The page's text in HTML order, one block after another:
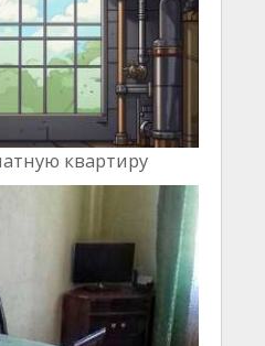
квартиру